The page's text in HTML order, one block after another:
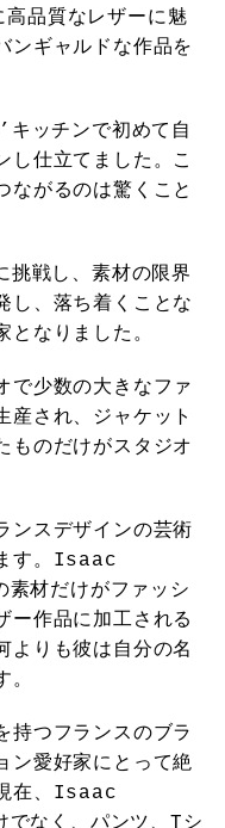
品質なレザーに魅
ンギャルドな作品を
キッチンで初めて自
し仕立てました。こ
ながるのは驚くこと
挑戦し、素材の限界
し、落ち着くことな
となりました。
で少数の大きなファ
産され、ジャケット
ものだけがスタジオ
ンスデザインの芸術
す。Isaac
材だけがファッシ
ー作品に加工される
よりも彼は自分の名
持つフランスのブラ
ン愛好家にとって絶
在、Isaac
なく、パンツ、Tシ